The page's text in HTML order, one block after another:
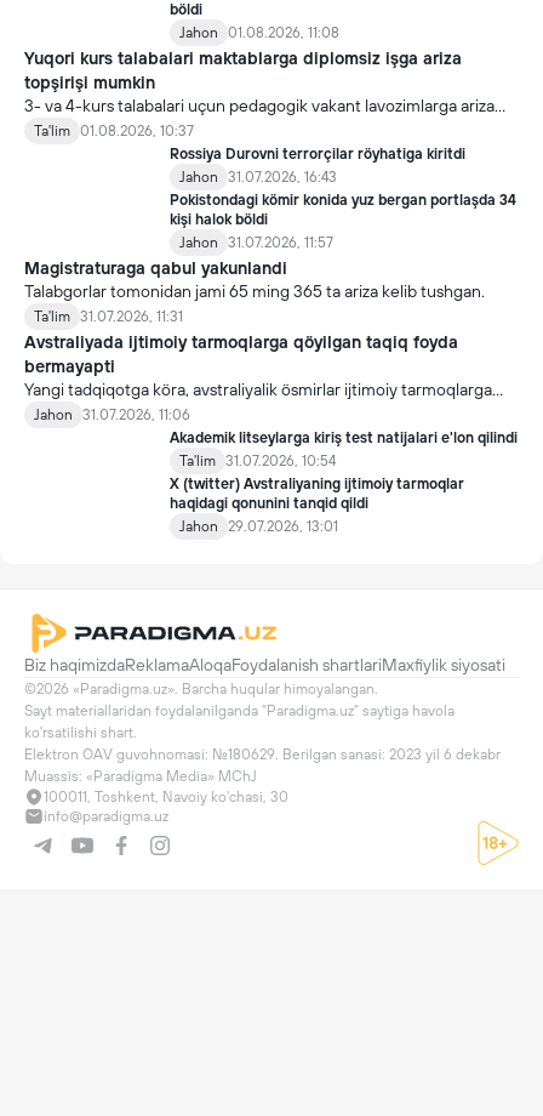
böldi
Jahon
01.08.2026, 11:08
Yuqori kurs talabalari maktablarga diplomsiz işga ariza
topşirişi mumkin
3- va 4-kurs talabalari uçun pedagogik vakant lavozimlarga ariza
topşirish yanada soddalaştirildi.
Ta'lim 01.08.2026, 10:37
Rossiya Durovni terrorçilar röyhatiga kiritdi
Jahon
31.07.2026, 16:43
Pokistondagi kömir konida yuz bergan portlaşda 34
kişi halok böldi
Jahon
31.07.2026, 11:57
Magistraturaga qabul yakunlandi
Talabgorlar tomonidan jami 65 ming 365 ta ariza kelib tushgan.
Ta'lim 31.07.2026, 11:31
Avstraliyada ijtimoiy tarmoqlarga qöyilgan taqiq foyda
bermayapti
Yangi tadqiqotga köra, avstraliyalik ösmirlar ijtimoiy tarmoqlarga
qöyilgan taqiqdan söng ham ulardan foydalanmoqda.
Jahon
31.07.2026, 11:06
Akademik litseylarga kiriş test natijalari e'lon qilindi
Ta'lim 31.07.2026, 10:54
X (twitter) Avstraliyaning ijtimoiy tarmoqlar
haqidagi qonunini tanqid qildi
Jahon
29.07.2026, 13:01
Biz haqimizdaReklamaAloqaFoydalanish shartlariMaxfiylik siyosati
©2026 «Paradigma.uz». Barcha huqular himoyalangan.
Sayt materiallaridan foydalanilganda "Paradigma.uz" saytiga havola
ko'rsatilishi shart.
Elektron OAV guvohnomasi: №180629. Berilgan sanasi: 2023 yil 6 dekabr
Muassis: «Paradigma Media» MChJ
100011, Toshkent, Navoiy ko'chasi, 30
info@paradigma.uz